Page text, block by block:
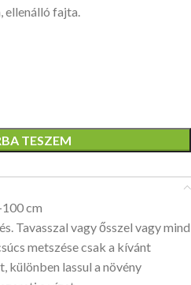
ellenálló fajta.
TESZEM
cm
Tavasszal vagy ősszel vagy mind
metszése csak a kívánt
különben lassul a növény